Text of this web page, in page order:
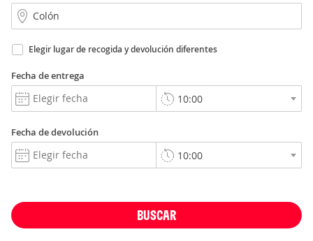
Elegir lugar de recogida y devolución diferentes
Fecha de entrega
Fecha de devolución
BUSCAR